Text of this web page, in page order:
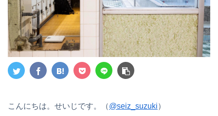
こんにちは。せいじです。（@seiz_suzuki）